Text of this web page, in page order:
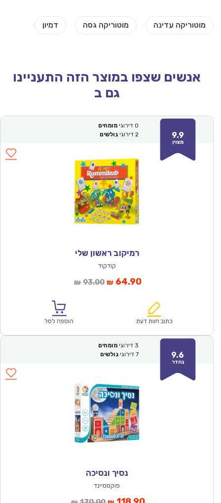
אנשים שצפו במוצר הזה התעניינו
גם ב
9.9
מצוין
0 דירוגי מומחים
2 דירוגי גולשים
רמיקוב ראשון שלי
קודקוד
₪ 93.00המחיר
₪93.00.
₪ 64.90המחיר
הוא:
כתוב חוות דעת הוספה לסל
9.6
נהדר
3 דירוגי מומחים
7 דירוגי גולשים
נסיך ונסיכה
פוקסמיינד